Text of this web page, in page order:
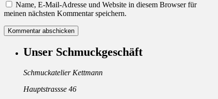
Name, E-Mail-Adresse und Website in diesem Browser für
meinen nächsten Kommentar speichern.
Unser Schmuckgeschäft
Schmuckatelier Kettmann
Hauptstrassse 46